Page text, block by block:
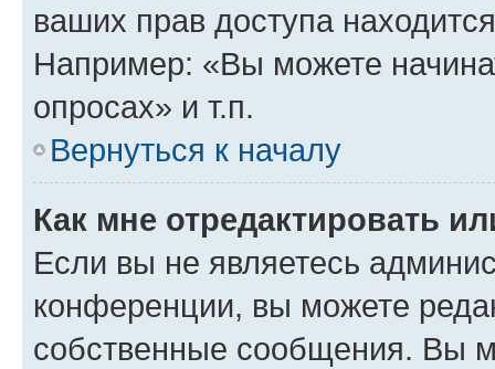
ваших прав доступа
Например: «Вы можете
опросах» и т.п.
Вернуться к началу
Как мне отредактировать
Если вы не являетесь
конференции, вы можете
собственные сообщения. Вы